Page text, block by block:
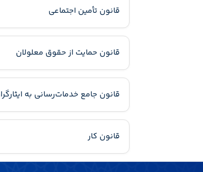
قانون تأمین اجتماعی
قانون حمایت از حقوق معلولان
قانون جامع خدمات‌رسانی به
قانون کار